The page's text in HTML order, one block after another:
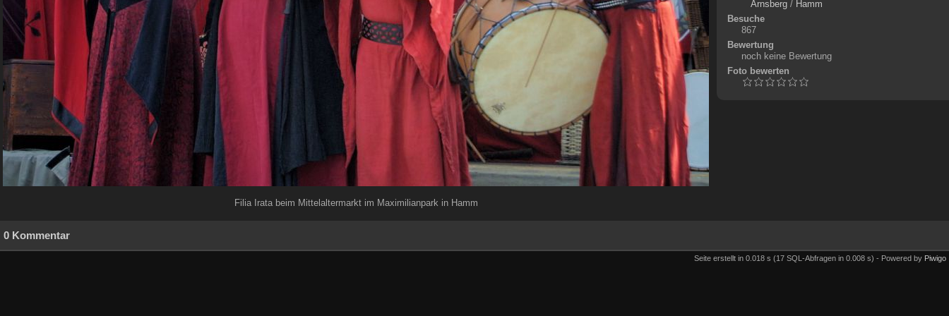
Filia Irata beim Mittelaltermarkt im Maximilianpark in Hamm
Arnsberg/ Hamm
Besuche
867
Bewertung
noch keine Bewertung
Foto bewerten
0 Kommentar
Seite erstellt in 0.018 s (17 SQL-Abfragen in 0.008 s) - Powered by Piwigo